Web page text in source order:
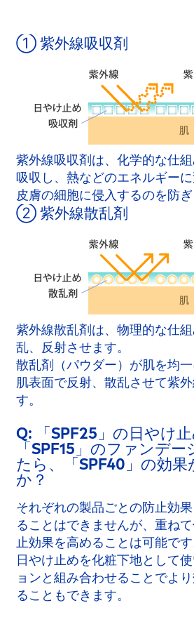
① 紫外線吸収剤
紫外線吸収剤は、化学的な仕
吸収し、熱などのエネルギー
皮膚の細胞に侵入するのを防ぎ
② 紫外線散乱剤
紫外線散乱剤は、物理的な仕
乱、反射させます。
散乱剤（パウダー）が肌を均
肌表面で反射、散乱させて紫
す。
Q: 「SPF25」の日やけ止
「SPF15」のファンデ
たら、「SPF40」の効
か？
それぞれの製品ごとの防止効
ることはできませんが、重ね
止効果を高めることは可能です
日やけ止めを化粧下地として
ョンと組み合わせることでよ
ることもできます。